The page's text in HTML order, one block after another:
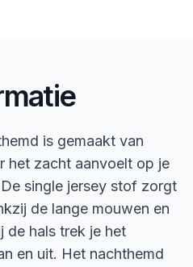
is gemaakt van
het zacht aanvoelt op je
single jersey stof zorgt
de lange mouwen en
de hals trek je het
en uit. Het nachthemd